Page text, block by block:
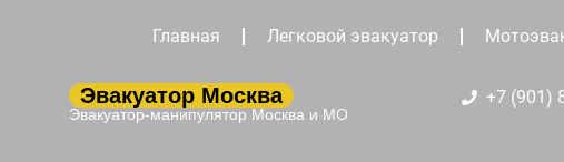
Главная Легковой эвакуатор
Эвакуатор Москва
Эвакуатор-манипулятор Москва и МО
+7 (901)